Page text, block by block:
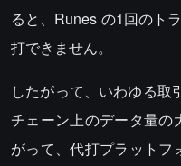
ると、Runes の1回のト
打できません。
したがって、いわゆる取
チェーン上のデータ量の
がって、代打プラットフ